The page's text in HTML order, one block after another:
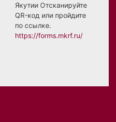
Якутии Отсканируйте
QR-код или пройдите
по ссылке.
https://forms.mkrf.ru/